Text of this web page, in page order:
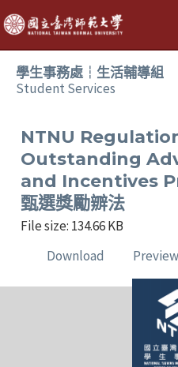
跳
至
主
學生事務處┆生活輔導組
Student Services
NTNU
Outstanding
and Incentives
甄選獎勵辧法
File size: 134.66 KB
Download
Preview